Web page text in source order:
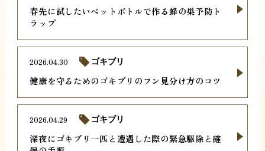
春先に試したいペットボトルで作る蜂の巣予防ト
ラップ
健康を守るためのゴキブリのフン見分け方のコツ
2026.04.30 ゴキブリ
深夜にゴキブリ一匹と遭遇した際の緊急駆除と確
2026.04.29 ゴキブリ